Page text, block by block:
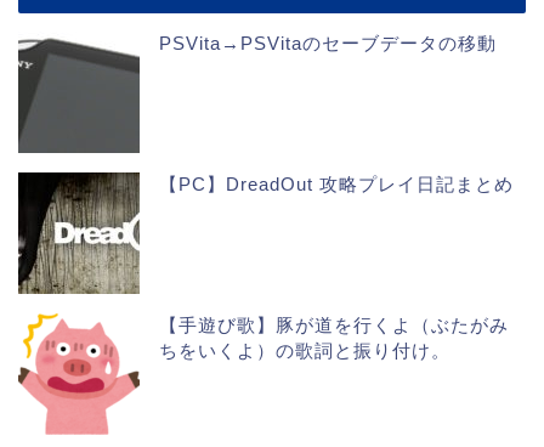
PSVita→PSVitaのセーブデータの移動
【PC】DreadOut 攻略プレイ日記まとめ
【手遊び歌】豚が道を行くよ（ぶたがみ
ちをいくよ）の歌詞と振り付け。